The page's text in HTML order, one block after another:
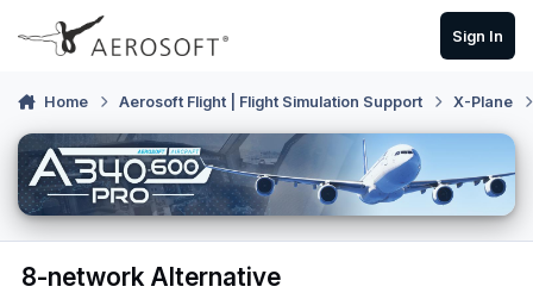
Skip to content
Sign In
Home Aerosoft Flight | Flight Simulation Support X-Plane
8-network Alternative